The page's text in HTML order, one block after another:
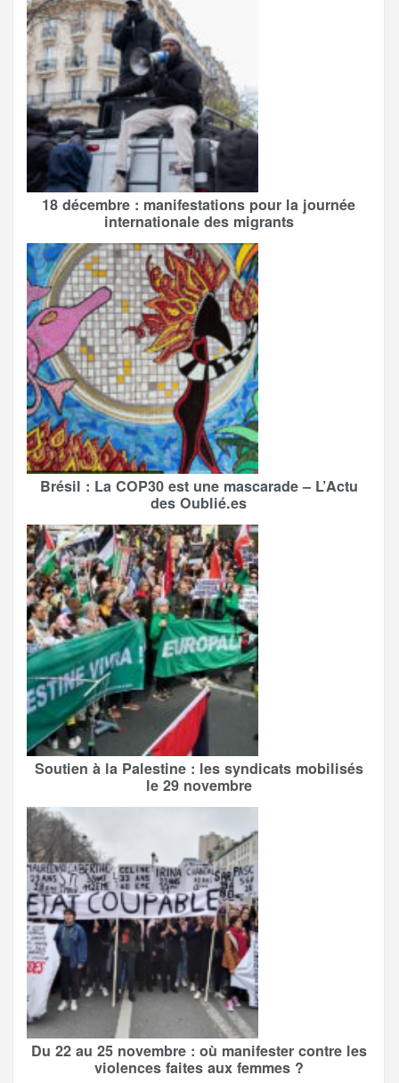
18 décembre : manifestations pour la journée
internationale des migrants
Brésil : La COP30 est une mascarade – L’Actu
des Oublié.es
Soutien à la Palestine : les syndicats mobilisés
le 29 novembre
Du 22 au 25 novembre : où manifester contre les
violences faites aux femmes ?